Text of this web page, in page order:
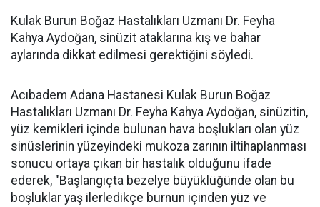
Kulak Burun Boğaz Hastalıkları Uzmanı Dr. Feyha
Kahya Aydoğan, sinüzit ataklarına kış ve bahar
aylarında dikkat edilmesi gerektiğini söyledi.
Acıbadem Adana Hastanesi Kulak Burun Boğaz
Hastalıkları Uzmanı Dr. Feyha Kahya Aydoğan, sinüzitin,
yüz kemikleri içinde bulunan hava boşlukları olan yüz
sinüslerinin yüzeyindeki mukoza zarının iltihaplanması
sonucu ortaya çıkan bir hastalık olduğunu ifade
ederek, "Başlangıçta bezelye büyüklüğünde olan bu
boşluklar yaş ilerledikçe burnun içinden yüz ve